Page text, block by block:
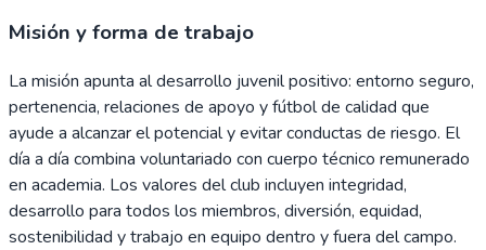
Misión y forma de trabajo
La misión apunta al desarrollo juvenil positivo: entorno seguro,
pertenencia, relaciones de apoyo y fútbol de calidad que
ayude a alcanzar el potencial y evitar conductas de riesgo. El
día a día combina voluntariado con cuerpo técnico remunerado
en academia. Los valores del club incluyen integridad,
desarrollo para todos los miembros, diversión, equidad,
sostenibilidad y trabajo en equipo dentro y fuera del campo.